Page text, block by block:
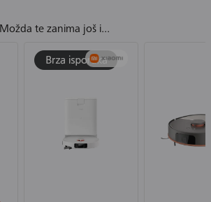
Možda te zanima još i...